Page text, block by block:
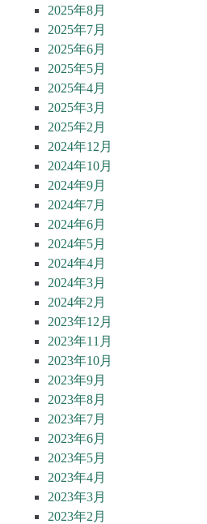
2025年8月
2025年7月
2025年6月
2025年5月
2025年4月
2025年3月
2025年2月
2024年12月
2024年10月
2024年9月
2024年7月
2024年6月
2024年5月
2024年4月
2024年3月
2024年2月
2023年12月
2023年11月
2023年10月
2023年9月
2023年8月
2023年7月
2023年6月
2023年5月
2023年4月
2023年3月
2023年2月